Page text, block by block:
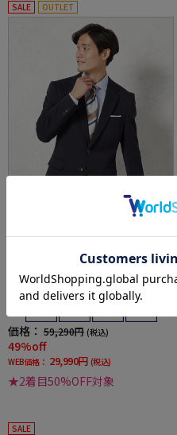
SALE OUTLET
全1色
ット ストレッチ 定番 ネイビー シャドウストラ
イプ リッケンバッカー【i-Suit-アイスーツ-】
通年
価格： 59,290円 (税込)
49%off
WEB価格： 29,990円 (税込)
★2着目50%OFF対象
SALE